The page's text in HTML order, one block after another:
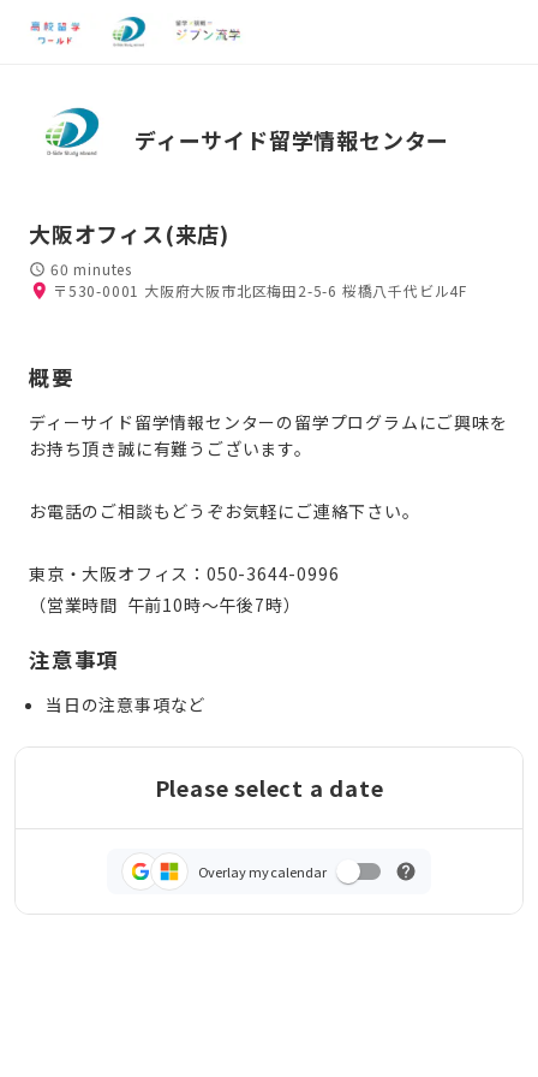
ディーサイド留学情報センター
大阪オフィス(来店)
60 minutes
〒530-0001 大阪府大阪市北区梅田2-5-6 桜橋八千代ビル4F
概要
ディーサイド留学情報センターの留学プログラムにご興味を
お持ち頂き誠に有難うございます。
お電話のご相談もどうぞお気軽にご連絡下さい。
東京・大阪オフィス：050-3644-0996
（営業時間  午前10時～午後7時）
注意事項
当日の注意事項など
Please select a date
Overlay my calendar